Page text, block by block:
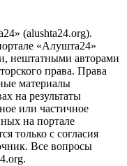
(alushta24.org).
«Алушта24»
нештатными авторами
права. Права
материалы
на результаты
или частичное
на портале
только с согласия
Все вопросы